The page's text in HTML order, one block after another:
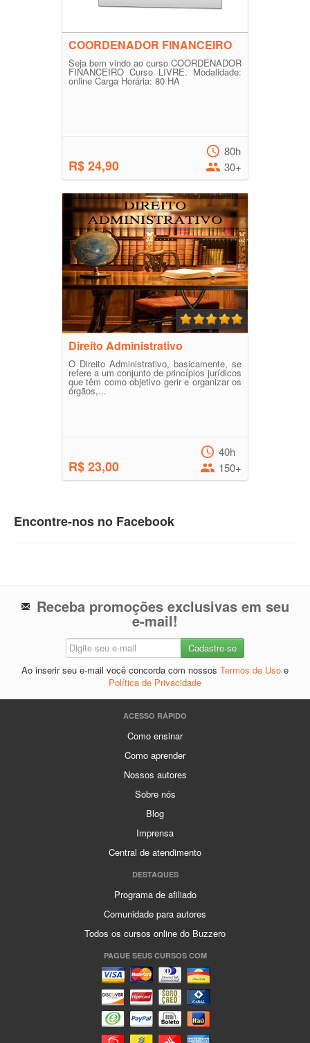
COORDENADOR FINANCEIRO
Seja bem vindo ao curso COORDENADOR
FINANCEIRO Curso LIVRE. Modalidade:
online Carga Horária: 80 HA
R$ 24,90
80h
30+
Direito Administrativo
O Direito Administrativo, basicamente, se
refere a um conjunto de princípios jurídicos
que têm como objetivo gerir e organizar os
órgãos,...
R$ 23,00
40h
150+
Encontre-nos no Facebook
Receba promoções exclusivas em seu
e-mail!
Ao inserir seu e-mail você concorda com nossos Termos de Uso e
Política de Privacidade
ACESSO RÁPIDO
Como ensinar
Como aprender
Nossos autores
Sobre nós
Blog
Imprensa
Central de atendimento
DESTAQUES
Programa de afiliado
Comunidade para autores
Todos os cursos online do Buzzero
PAGUE SEUS CURSOS COM